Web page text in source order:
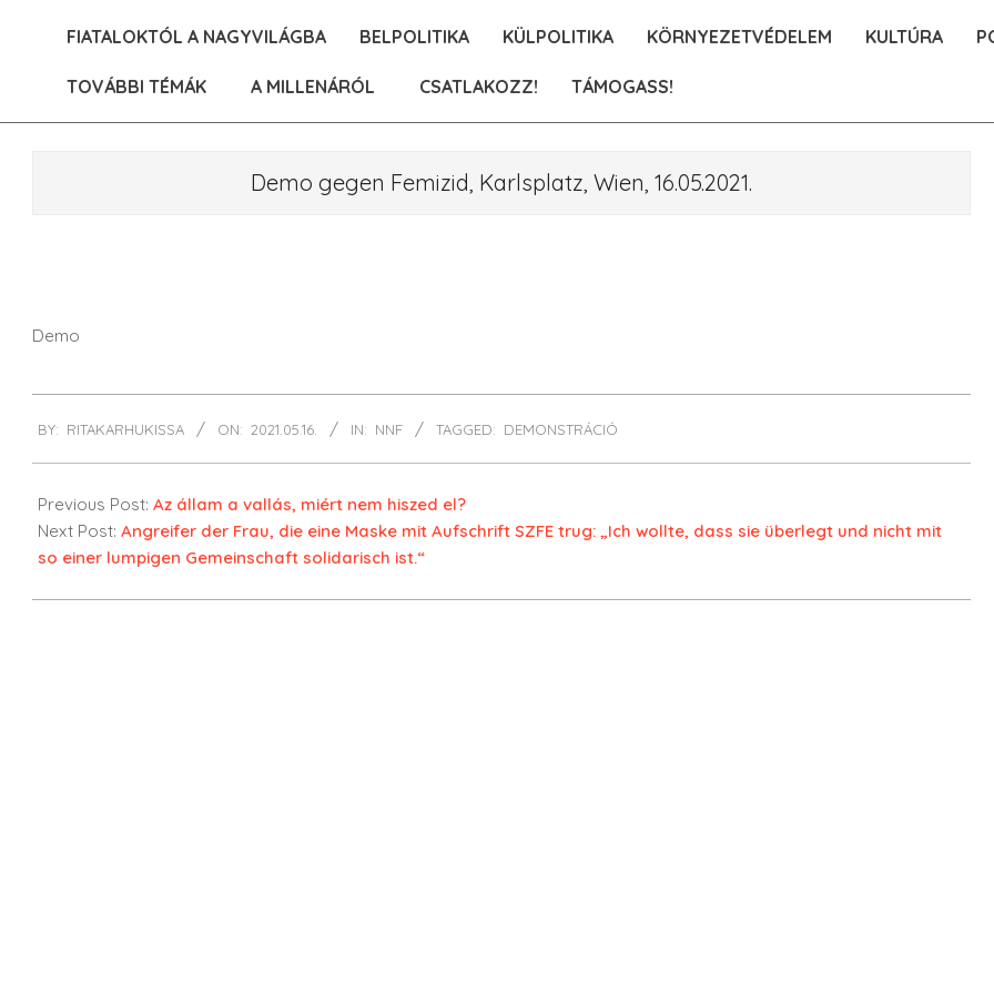
FIATALOKTÓL A NAGYVILÁGBA BELPOLITIKA KÜLPOLITIKA KÖRNYEZETVÉDELEM KULTÚRA
TOVÁBBI TÉMÁK A MILLENÁRÓL CSATLAKOZZ! TÁMOGASS!
Demo gegen Femizid, Karlsplatz, Wien, 16.05.2021.
Demo
05-
16
BY: RITAKARHUKISSA ON: 2021.05.16. IN: NNF TAGGED: DEMONSTRÁCIÓ
Previous Post: Az állam a vallás, miért nem hiszed el?
Next Post: Angreifer der Frau, die eine Maske mit Aufschrift SZFE trug: „Ich wollte, dass sie überlegt und nicht mit
so einer lumpigen Gemeinschaft solidarisch ist.“